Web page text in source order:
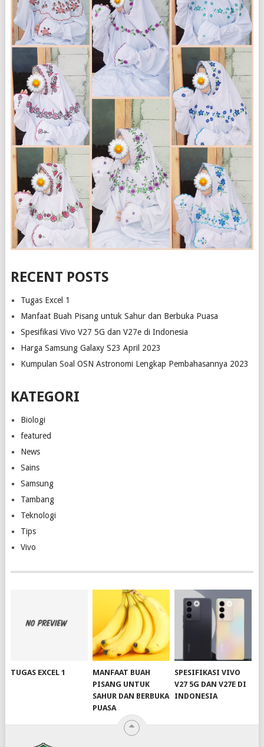
RECENT POSTS
Tugas Excel 1
Manfaat Buah Pisang untuk Sahur dan Berbuka Puasa
Spesifikasi Vivo V27 5G dan V27e di Indonesia
Harga Samsung Galaxy S23 April 2023
Kumpulan Soal OSN Astronomi Lengkap Pembahasannya 2023
KATEGORI
Biologi
featured
News
Sains
Samsung
Tambang
Teknologi
Tips
Vivo
TUGAS EXCEL 1
MANFAAT BUAH
PISANG UNTUK
SAHUR DAN BERBUKA
PUASA
SPESIFIKASI VIVO
V27 5G DAN V27E DI
INDONESIA